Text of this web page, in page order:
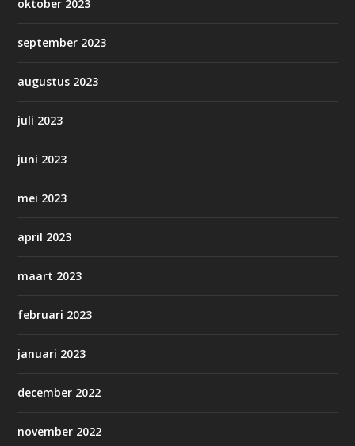
oktober 2023
september 2023
augustus 2023
juli 2023
juni 2023
mei 2023
april 2023
maart 2023
februari 2023
januari 2023
december 2022
november 2022